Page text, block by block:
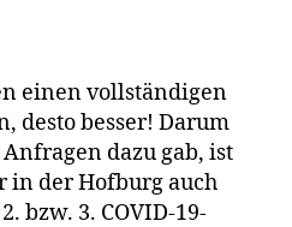
einen vollständigen
desto besser! Darum
dazu gab, ist
in der Hofburg auch
bzw. 3. COVID-19-